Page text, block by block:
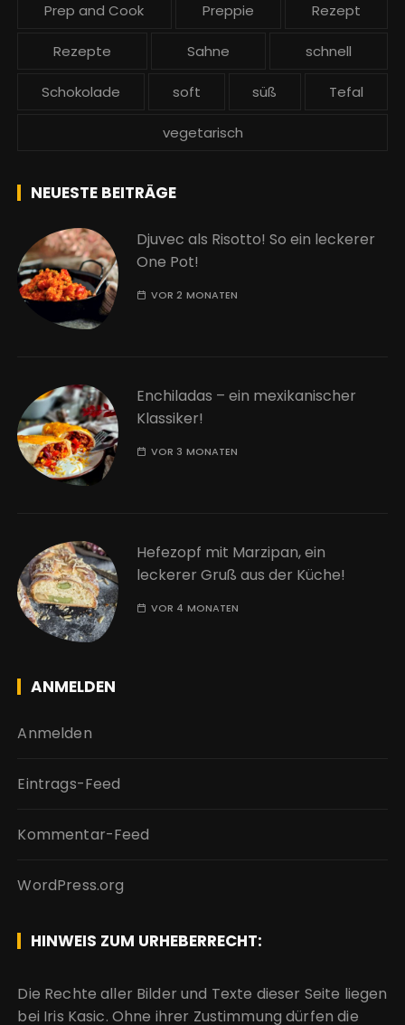
Prep and Cook Preppie Rezept
Rezepte Sahne schnell
Schokolade soft süß Tefal
vegetarisch
NEUESTE BEITRÄGE
Djuvec als Risotto! So ein leckerer
One Pot!
VOR 2 MONATEN
Enchiladas – ein mexikanischer
Klassiker!
VOR 3 MONATEN
Hefezopf mit Marzipan, ein
leckerer Gruß aus der Küche!
VOR 4 MONATEN
ANMELDEN
Anmelden
Eintrags-Feed
Kommentar-Feed
WordPress.org
HINWEIS ZUM URHEBERRECHT:
Die Rechte aller Bilder und Texte dieser Seite liegen
bei Iris Kasic. Ohne ihrer Zustimmung dürfen die